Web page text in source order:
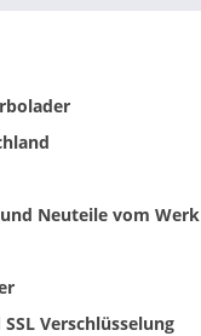
Neuteile vom Werk
Verschlüsselung